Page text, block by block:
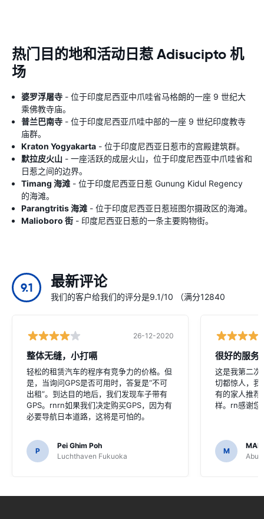
热门目的地和活动日惹 Adisucipto 机
场
婆罗浮屠寺 - 位于印度尼西亚中爪哇省马格朗的一座 9 世纪大
乘佛教寺庙。
普兰巴南寺 - 位于印度尼西亚爪哇中部的一座 9 世纪印度教寺
庙群。
Kraton Yogyakarta - 位于印度尼西亚日惹市的宫殿建筑群。
默拉皮火山 - 一座活跃的成层火山，位于印度尼西亚中爪哇省和
日惹之间的边界。
Timang 海滩 - 位于印度尼西亚日惹 Gunung Kidul Regency
的海滩。
Parangtritis 海滩 - 位于印度尼西亚日惹班图尔摄政区的海滩。
Malioboro 街 - 印度尼西亚日惹的一条主要购物街。
9.1 最新评论
我们的客户给我们的评分是9.1/10 （满分12840
26-12-2020
整体无缝，小打嗝
轻松的租赁汽车的程序有竞争力的价格。但
是，当询问GPS是否可用时，答复是“不可
出租”。到达目的地后，我们发现车子带有
GPS。rnrn如果我们决定购买GPS，因为有
必要导航日本道路，这将是可怕的。
P
Pei Ghim Poh
Luchthaven Fukuoka
很好的服务
这是我第二次
切都惊人，我
有的家人推荐
样。rn感谢您
M
Abu